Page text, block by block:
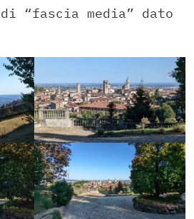
“fascia media” dato